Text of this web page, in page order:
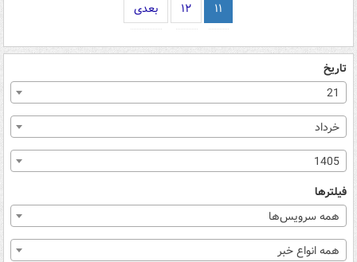
۱۱ ۱۲ بعدی
تاریخ
21
خرداد
1405
فیلترها
همه سرویس‌ها
همه انواع خبر